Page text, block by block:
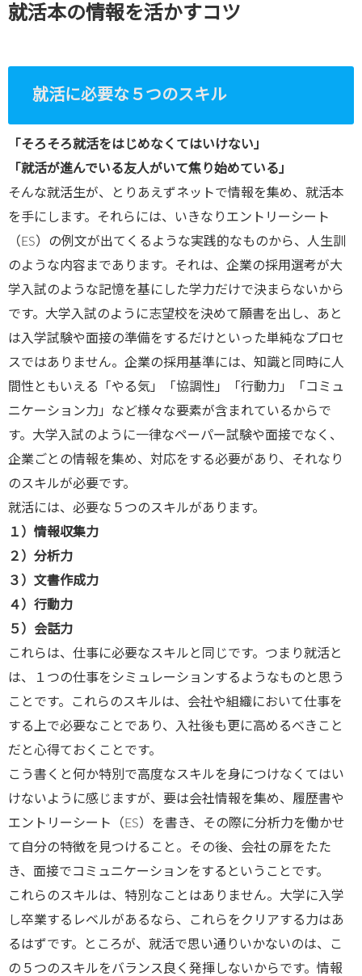
komiya.com
count-
cache.php
on line2897
就活本の情報を活かすコツ
就活に必要な５つのスキル
「そろそろ就活をはじめなくてはいけない」
「就活が進んでいる友人がいて焦り始めている」
そんな就活生が、とりあえずネットで情報を集め、就活本
を手にします。それらには、いきなりエントリーシート
（ES）の例文が出てくるような実践的なものから、人生訓
のような内容まであります。それは、企業の採用選考が大
学入試のような記憶を基にした学力だけで決まらないから
です。大学入試のように志望校を決めて願書を出し、あと
は入学試験や面接の準備をするだけといった単純なプロセ
スではありません。企業の採用基準には、知識と同時に人
間性ともいえる「やる気」「協調性」「行動力」「コミュ
ニケーション力」など様々な要素が含まれているからで
す。大学入試のように一律なペーパー試験や面接でなく、
企業ごとの情報を集め、対応をする必要があり、それなり
のスキルが必要です。
就活には、必要な５つのスキルがあります。
１）情報収集力
２）分析力
３）文書作成力
４）行動力
５）会話力
これらは、仕事に必要なスキルと同じです。つまり就活と
は、１つの仕事をシミュレーションするようなものと思う
ことです。これらのスキルは、会社や組織において仕事を
する上で必要なことであり、入社後も更に高めるべきこと
だと心得ておくことです。
こう書くと何か特別で高度なスキルを身につけなくてはい
けないように感じますが、要は会社情報を集め、履歴書や
エントリーシート（ES）を書き、その際に分析力を働かせ
て自分の特徴を見つけること。その後、会社の扉をたた
き、面接でコミュニケーションをするということです。
これらのスキルは、特別なことはありません。大学に入学
し卒業するレベルがあるなら、これらをクリアする力はあ
るはずです。ところが、就活で思い通りいかないのは、こ
の５つのスキルをバランス良く発揮しないからです。情報